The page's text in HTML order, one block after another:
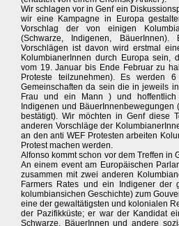
Wir schlagen vor in Genf ein
wir eine Kampagne in Europa
Vorschlag der von einigen
(Schwarze, Indigenen,
Vorschlägen ist davon wird erstmal
KolumbianerInnen durch Europa sein,
vom 19. Januar bis Ende Februar zu
Proteste teilzunehmen). Es werden
Gemeinschaften da sein die in jeweils
Frau und ein Mann ) und
Indigenen und
bestätigt). Wir möchten in Genf diese
anderen Vorschläge der
an den anti WEF Protesten arbeiten
Protest machen werden.
Alfonso kommt schon vor dem Treffen in
An einem event am Europäischen
zusammen mit zwei anderen
Farmers Rates und ein Indigener
kolumbiansichen Geschichte) zum
eine der gewaltätigsten und kolonialen
der Pazifikküste; er war der Kandidat
Schwarze, BäuerInnen und andere